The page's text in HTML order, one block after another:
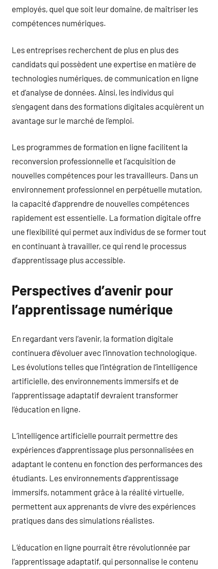
employés, quel que soit leur domaine, de maîtriser les
compétences numériques.
Les entreprises recherchent de plus en plus des
candidats qui possèdent une expertise en matière de
technologies numériques, de communication en ligne
et d’analyse de données. Ainsi, les individus qui
s’engagent dans des formations digitales acquièrent un
avantage sur le marché de l’emploi.
Les programmes de formation en ligne facilitent la
reconversion professionnelle et l’acquisition de
nouvelles compétences pour les travailleurs. Dans un
environnement professionnel en perpétuelle mutation,
la capacité d’apprendre de nouvelles compétences
rapidement est essentielle. La formation digitale offre
une flexibilité qui permet aux individus de se former tout
en continuant à travailler, ce qui rend le processus
d’apprentissage plus accessible.
Perspectives d’avenir pour
l’apprentissage numérique
En regardant vers l’avenir, la formation digitale
continuera d’évoluer avec l’innovation technologique.
Les évolutions telles que l’intégration de l’intelligence
artificielle, des environnements immersifs et de
l’apprentissage adaptatif devraient transformer
l’éducation en ligne.
L’intelligence artificielle pourrait permettre des
expériences d’apprentissage plus personnalisées en
adaptant le contenu en fonction des performances des
étudiants. Les environnements d’apprentissage
immersifs, notamment grâce à la réalité virtuelle,
permettent aux apprenants de vivre des expériences
pratiques dans des simulations réalistes.
L’éducation en ligne pourrait être révolutionnée par
l’apprentissage adaptatif, qui personnalise le contenu